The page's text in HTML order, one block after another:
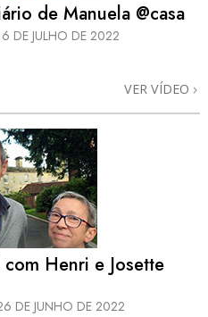
de Manuela @casa
DE JULHO DE 2022
VER VÍDEO
Henri e Josette
DE JUNHO DE 2022